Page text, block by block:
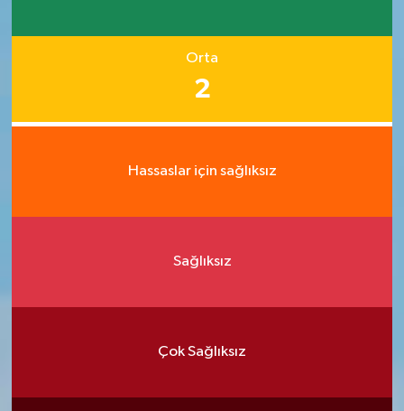
Orta
2
Hassaslar için sağlıksız
Sağlıksız
Çok Sağlıksız